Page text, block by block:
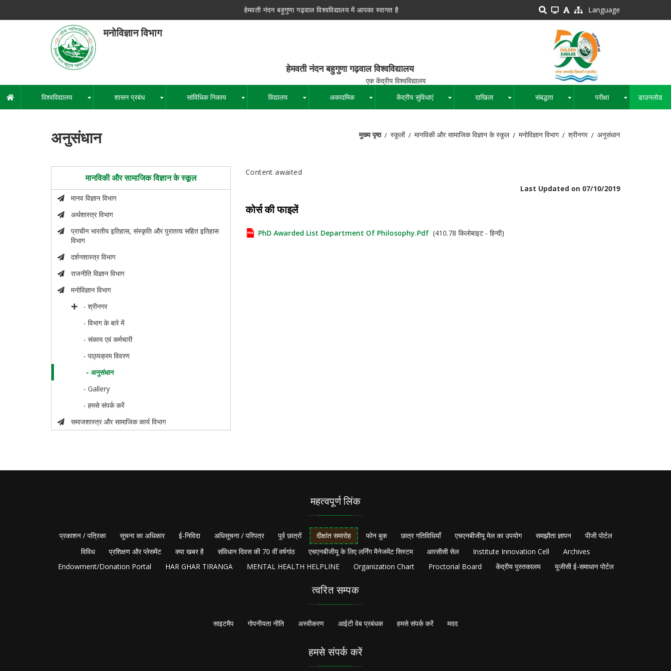
हेमवती नंदन बहुगुणा गढ़वाल विश्वविद्यालय में आपका स्वागत है Language
मनोविज्ञान विभाग
हेमवती नंदन बहुगुणा गढ़वाल विश्वविद्यालय
एक केंद्रीय विश्वविद्यालय
मुख्य
नेविगेशन
विश्वविद्यालय शासन प्रबंध सांविधिक निकाय विद्यालय अकादमिक केंद्रीय सुविधाएं दाखिला संबद्धता परीक्षा डाउनलोड
अनुसंधान मुख्य पृष्ठ स्कूलों मानविकी और सामाजिक विज्ञान के स्कूल मनोविज्ञान विभाग श्रीनगर अनुसंधान
मानविकी और सामाजिक विज्ञान के स्कूल
मानव विज्ञान विभाग
अर्थशास्त्र विभाग
प्राचीन भारतीय इतिहास, संस्कृति और पुरातत्व सहित इतिहास
विभाग
दर्शनशास्त्र विभाग
राजनीति विज्ञान विभाग
मनोविज्ञान विभाग
- श्रीनगर
- विभाग के बारे में
- संकाय एवं कर्मचारी
- पाठ्यक्रम विवरण
- अनुसंधान
- Gallery
- हमसे संपर्क करें
समाजशास्त्र और सामाजिक कार्य विभाग
Content awaited
Last Updated on 07/10/2019
कोर्स की फाइलें
PhD Awarded List Department Of Philosophy.pdf (410.78 किलोबाइट - हिन्दी)
महत्वपूर्ण लिंक
प्रकाशन / पत्रिका सूचना का अधिकार ई-निविदा अधिसूचना / परिपत्र पूर्व छात्रों दीक्षांत समारोह फोन बुक छात्र गतिविधियाँ एचएनबीजीयू मेल का उपयोग समझौता ज्ञापन
पीजी पोर्टल
विविध
प्रशिक्षण और प्लेसमेंट क्या खबर है संविधान दिवस की 70 वीं वर्षगांठ एचएनबीजीयू के लिए लर्निंग मैनेजमेंट सिस्टम आरसीसी सेल Institute Innovation Cell
Archives
Endowment/Donation Portal
HAR GHAR TIRANGA MENTAL HEALTH HELPLINE Organization Chart Proctorial Board केंद्रीय पुस्तकालय यूजीसी ई-समाधान पोर्टल
त्वरित सम्पक
साइटमैप गोपनीयता नीति अस्वीकरण आईटी वेब प्रबंधक हमसे संपर्क करें मदद
हमसे संपर्क करें